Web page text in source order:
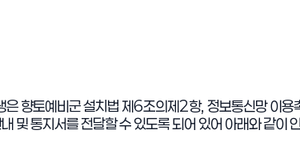
향토예비군 설치법 제6조의제2항, 정보통신망 이용
및 통지서를 전달할 수 있도록 되어 있어 아래와 같이